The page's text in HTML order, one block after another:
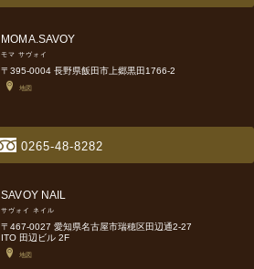
MOMA.SAVOY
モマ サヴォイ
〒395-0004 長野県飯田市上郷黒田1766-2
地図
0265-48-8282
SAVOY NAIL
サヴォイ ネイル
〒467-0027 愛知県名古屋市瑞穂区田辺通2-27
ITO 田辺ビル 2F
地図